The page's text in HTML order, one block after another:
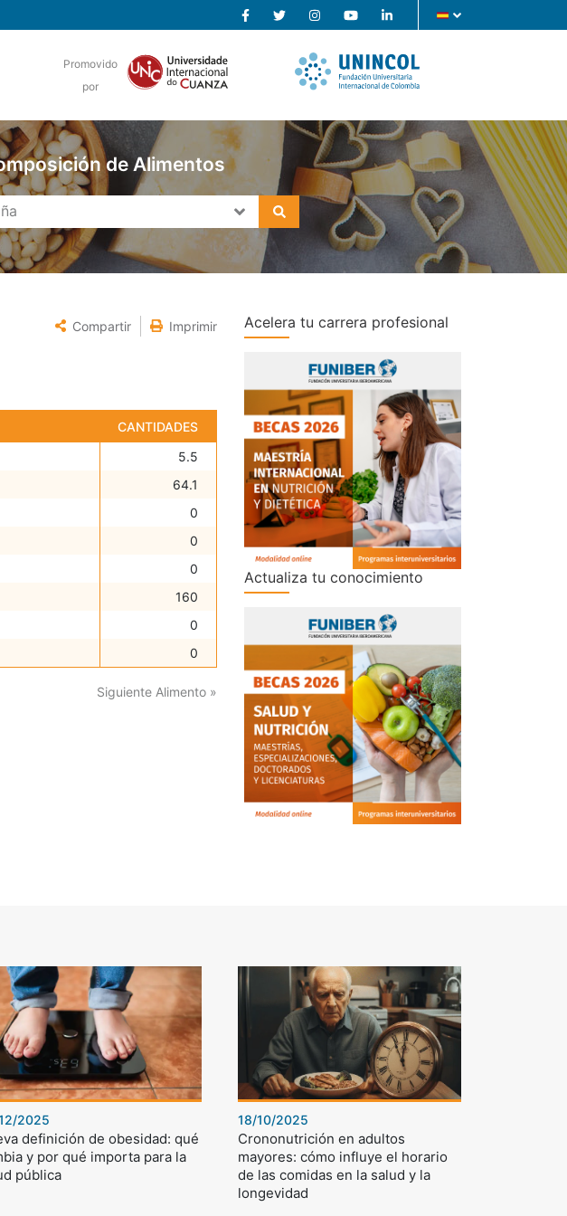
Promovido
por
de Alimentos
Compartir Imprimir
CANTIDADES
5.5
64.1
0
0
0
160
0
0
Siguiente Alimento »
Acelera tu carrera profesional
Actualiza tu conocimiento
2025
definición de obesidad: qué
y por qué importa para la
pública
18/10/2025
Crononutrición en adultos
mayores: cómo influye el horario
de las comidas en la salud y la
longevidad